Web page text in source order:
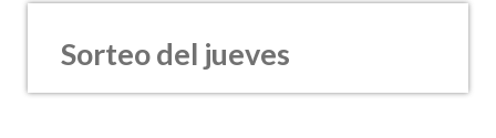
Sorteo del jueves